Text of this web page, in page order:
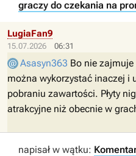
graczy do czekania na
15.07.2026 06:31
LugiaFan9
Asasyn363 Bo nie
można wykorzystać inaczej i
pobraniu zawartości. Płyty
atrakcyjne niż obecnie w
napisał w wątku: